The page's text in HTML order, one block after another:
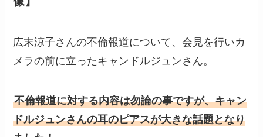
広末涼子さんの不倫報道について、会見を行いカ
メラの前に立ったキャンドルジュンさん。
不倫報道に対する内容は勿論の事ですが、キャン
ドルジュンさんの耳のピアスが大きな話題となり